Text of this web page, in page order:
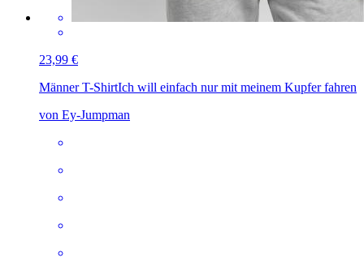
23,99 €
Männer T-ShirtIch will einfach nur mit meinem Kupfer fahren
von Ey-Jumpman